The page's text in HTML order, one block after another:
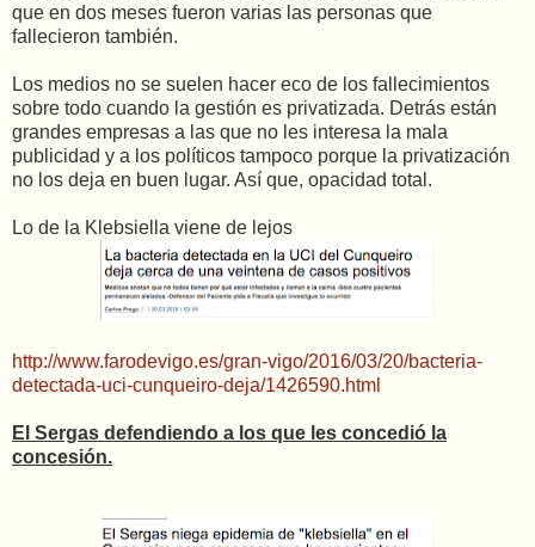
que en dos meses fueron varias las personas que
fallecieron también.
Los medios no se suelen hacer eco de los fallecimientos
sobre todo cuando la gestión es privatizada. Detrás están
grandes empresas a las que no les interesa la mala
publicidad y a los políticos tampoco porque la privatización
no los deja en buen lugar. Así que, opacidad total.
Lo de la Klebsiella viene de lejos
http://www.farodevigo.es/gran-vigo/2016/03/20/bacteria-
detectada-uci-cunqueiro-deja/1426590.html
El Sergas defendiendo a los que les concedió la
concesión.